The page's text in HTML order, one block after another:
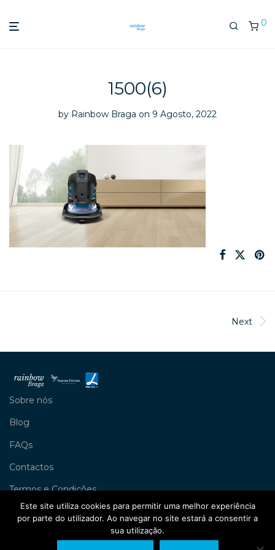
0
1500(6)
by Rainbow Braga on 9 Agosto, 2022
Next
Sobre nós
Blog
FAQs
Contactos
Termos e Condições
Livro de Reclamações
Este site utiliza cookies para permitir uma melhor experiência
por parte do utilizador. Ao navegar no site estará a consentir a
sua utilização.